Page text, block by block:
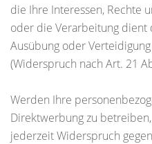
die Ihre Interessen, Rechte
oder die Verarbeitung dient
Ausübung oder
(Widerspruch nach Art. 21
Werden Ihre
Direktwerbung zu
jederzeit Widerspruch